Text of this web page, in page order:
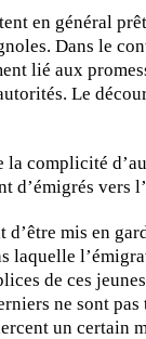
en général
Dans le
lié aux
Le
la complicité
d’émigrés vers
mis en
laquelle
de ces
ne sont
un certain